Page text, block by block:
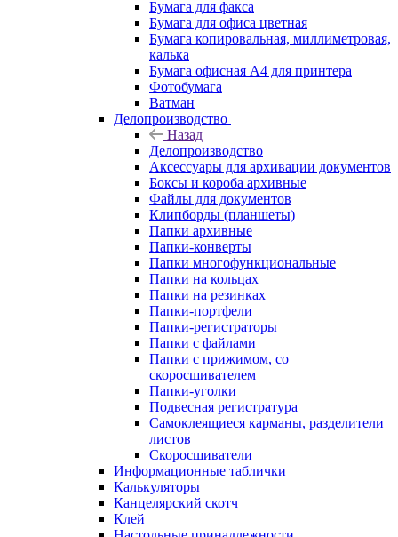
Бумага для факса
Бумага для офиса цветная
Бумага копировальная, миллиметровая,
калька
Бумага офисная А4 для принтера
Фотобумага
Ватман
Делопроизводство
Назад
Делопроизводство
Аксессуары для архивации документов
Боксы и короба архивные
Файлы для документов
Клипборды (планшеты)
Папки архивные
Папки-конверты
Папки многофункциональные
Папки на кольцах
Папки на резинках
Папки-портфели
Папки-регистраторы
Папки с файлами
Папки с прижимом, со
скоросшивателем
Папки-уголки
Подвесная регистратура
Самоклеящиеся карманы, разделители
листов
Скоросшиватели
Информационные таблички
Калькуляторы
Канцелярский скотч
Клей